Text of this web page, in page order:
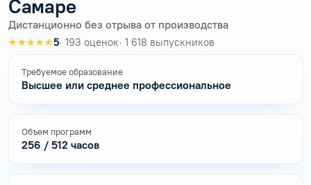
Самаре
Дистанционно без отрыва от производства
★★★★★5· 193 оценок· 1 618 выпускников
Требуемое образование
Высшее или среднее профессиональное
Объем программ
256 / 512 часов